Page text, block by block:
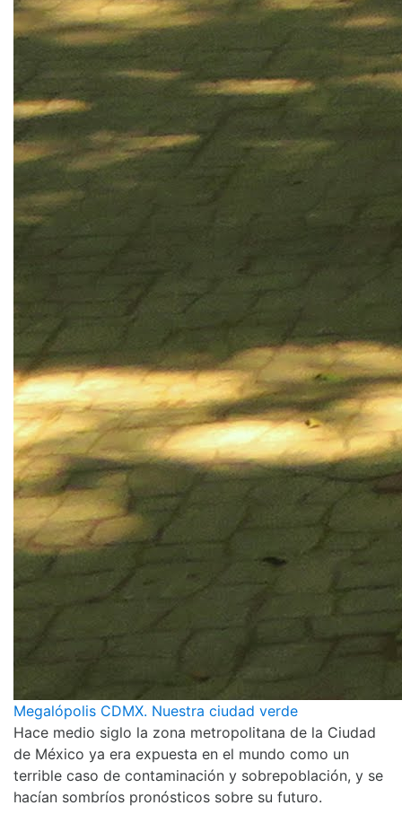
Megalópolis CDMX. Nuestra ciudad verde
Hace medio siglo la zona metropolitana de la Ciudad
de México ya era expuesta en el mundo como un
terrible caso de contaminación y sobrepoblación, y se
hacían sombríos pronósticos sobre su futuro.